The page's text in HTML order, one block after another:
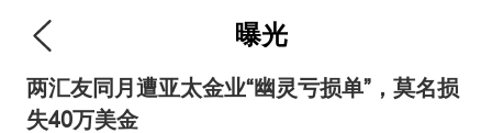
曝光
两汇友同月遭亚太金业“幽灵亏损单”，莫名损
失40万美金